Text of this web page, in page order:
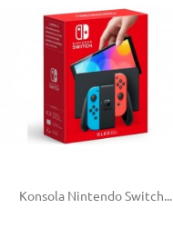
Konsola Nintendo Switch...